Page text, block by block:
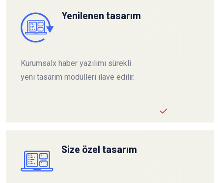
Yenilenen tasarım
Kurumsalx haber yazılımı sürekli
yeni tasarım modülleri ilave edilir.
Size özel tasarım